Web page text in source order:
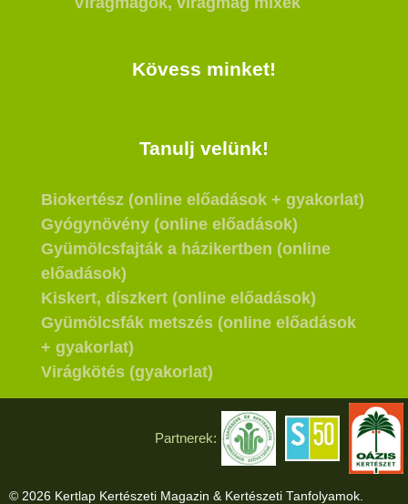
Kövess minket!
Tanulj velünk!
Biokertész (online előadások + gyakorlat)
Gyógynövény (online előadások)
Gyümölcsfajták a házikertben (online
előadások)
Kiskert, díszkert (online előadások)
Gyümölcsfák metszés (online előadások
+ gyakorlat)
Virágkötés (gyakorlat)
Partnerek:
© 2026 Kertlap Kertészeti Magazin & Kertészeti Tanfolyamok.